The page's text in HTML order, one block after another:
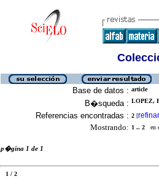
Base de datos : article
B�squeda : LOPEZ,
Referencias encontradas : 2 [refinar
Mostrando: 1 .. 2 en
p�gina 1 de 1
1 / 2